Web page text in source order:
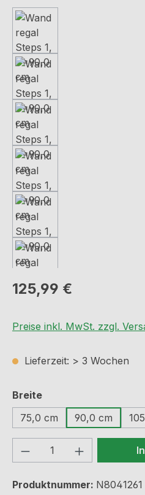
Regulärer Preis:
125,99 €
Preise inkl. MwSt. zzgl.
Lieferzeit: > 3 Wochen
Breiteauswählen
75,0 cm
90,0 cm
Produkt Anzahl:
Produktnummer: N8041261